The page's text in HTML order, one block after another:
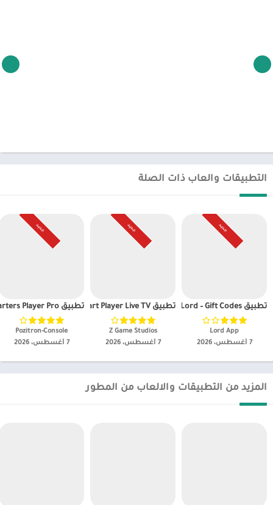
التطبيقات والعاب ذات الصلة
جـديـد
تطبيق Gift Lord – Gift Codes مهكر
Lord App‏
7 أغسطس، 2026
جـديـد
تطبيق IPTV Plus Smart Player Live TV مهكر
Z Game Studios‏
7 أغسطس، 2026
جـديـد
تطبيق IPTV Smarters Player Pro+ مهكر
Pozitron-Console‏
7 أغسطس، 2026
المزيد من التطبيقات والالعاب من المطور